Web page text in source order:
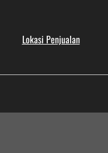
Lokasi Penjualan